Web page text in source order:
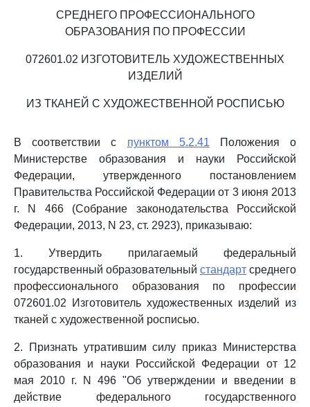
СРЕДНЕГО ПРОФЕССИОНАЛЬНОГО
ОБРАЗОВАНИЯ ПО ПРОФЕССИИ
072601.02 ИЗГОТОВИТЕЛЬ ХУДОЖЕСТВЕННЫХ
ИЗДЕЛИЙ
ИЗ ТКАНЕЙ С ХУДОЖЕСТВЕННОЙ РОСПИСЬЮ
В соответствии с пунктом 5.2.41 Положения о
Министерстве образования и науки Российской
Федерации, утвержденного постановлением
Правительства Российской Федерации от 3 июня 2013
г. N 466 (Собрание законодательства Российской
Федерации, 2013, N 23, ст. 2923), приказываю:
1. Утвердить прилагаемый федеральный
государственный образовательный стандарт среднего
профессионального образования по профессии
072601.02 Изготовитель художественных изделий из
тканей с художественной росписью.
2. Признать утратившим силу приказ Министерства
образования и науки Российской Федерации от 12
мая 2010 г. N 496 "Об утверждении и введении в
действие федерального государственного